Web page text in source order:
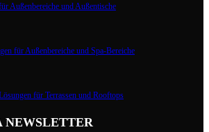
Außenbereiche und Außentische
für Außenbereiche und Spa-Bereiche
für Terrassen und Rooftops